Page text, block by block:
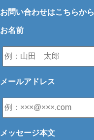
お問い合わせはこちらから
お名前
メールアドレス
メッセージ本文